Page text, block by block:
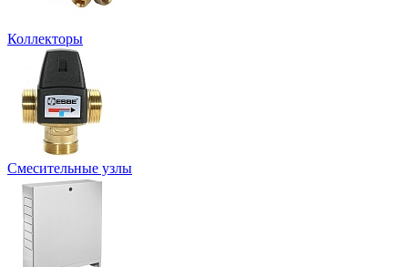
Коллекторы
Смесительные узлы